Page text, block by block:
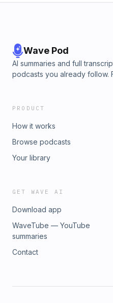
Wave Pod
AI summaries and full
podcasts you already follow.
PRODUCT
How it works
Browse podcasts
Your library
GET WAVE AI
Download app
WaveTube — YouTube
summaries
Contact